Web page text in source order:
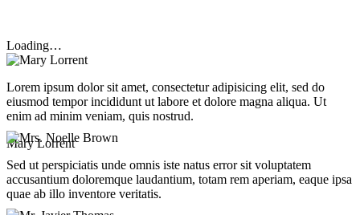
Loading…
Lorem ipsum dolor sit amet, consectetur adipisicing elit, sed do
eiusmod tempor incididunt ut labore et dolore magna aliqua. Ut
enim ad minim veniam, quis nostrud.
Mary Lorrent
Sed ut perspiciatis unde omnis iste natus error sit voluptatem
accusantium doloremque laudantium, totam rem aperiam, eaque ipsa
quae ab illo inventore veritatis.